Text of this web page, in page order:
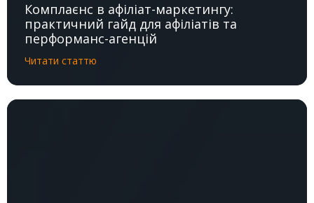
Комплаєнс в афіліат-маркетингу:
практичний гайд для афіліатів та
перформанс-агенцій
Читати статтю